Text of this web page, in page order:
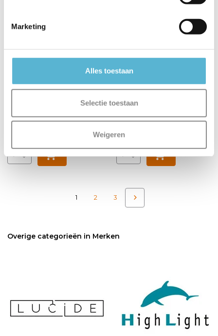
Marketing
Alles toestaan
Selectie toestaan
Weigeren
Vergelijk
Levertijd: 1-2 werkdagen
amber-zwart
Levertijd: 1-2 werkdagen
1 2 3
Overige categorieën in Merken